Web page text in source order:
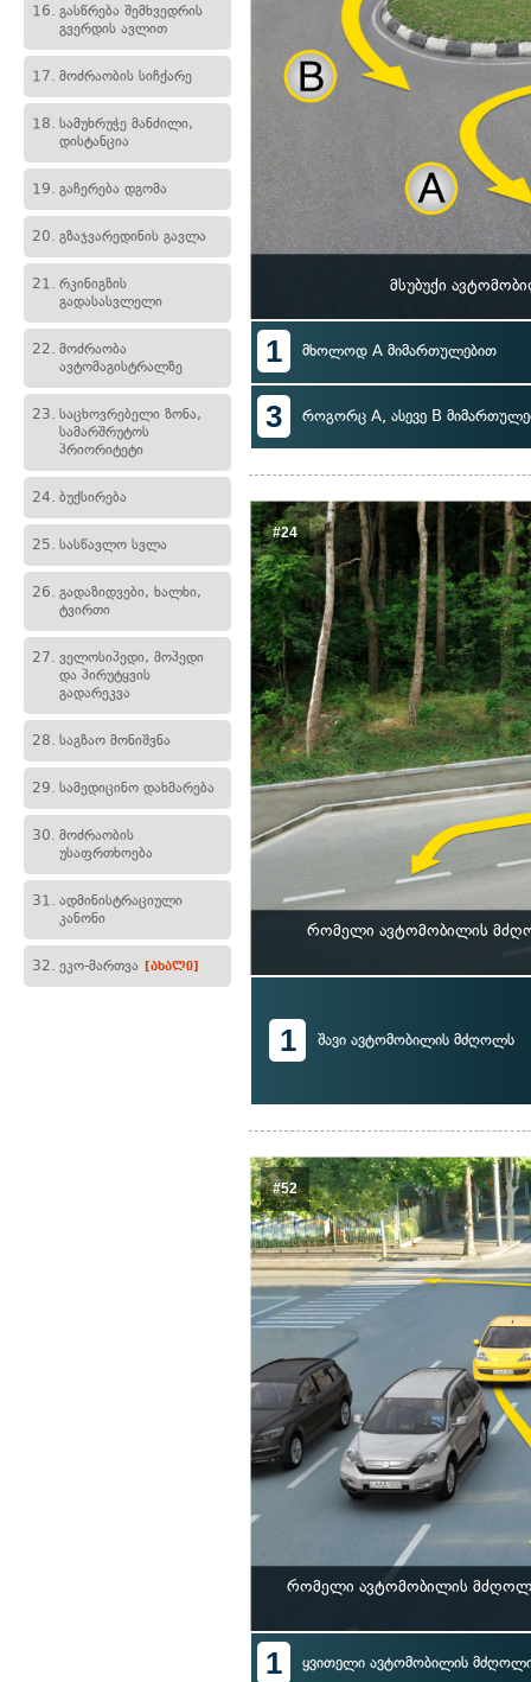
16. გასწრება შემხვედრის
გვერდის ავლით
17. მოძრაობის სიჩქარე
18. სამუხრუჭე მანძილი,
დისტანცია
19. გაჩერება დგომა
20. გზაჯვარედინის გავლა
21. რკინიგზის
გადასასვლელი
22. მოძრაობა
ავტომაგისტრალზე
23. საცხოვრებელი ზონა,
სამარშრუტოს
პრიორიტეტი
24. ბუქსირება
25. სასწავლო სვლა
26. გადაზიდვები, ხალხი,
ტვირთი
27. ველოსიპედი, მოპედი
და პირუტყვის
გადარეკვა
28. საგზაო მონიშვნა
29. სამედიცინო დახმარება
30. მოძრაობის
უსაფრთხოება
31. ადმინისტრაციული
კანონი
32. ეკო-მართვა [ახალი]
მსუბუქი
1 მხოლოდ A მიმართულებით
3 როგორც A, ასევე B
#24
რომელი ავტომობილის
1 შავი ავტომობილის მძღოლს
#52
რომელი ავტომობილის მძღოლი
1 ყვითელი ავტომობილის